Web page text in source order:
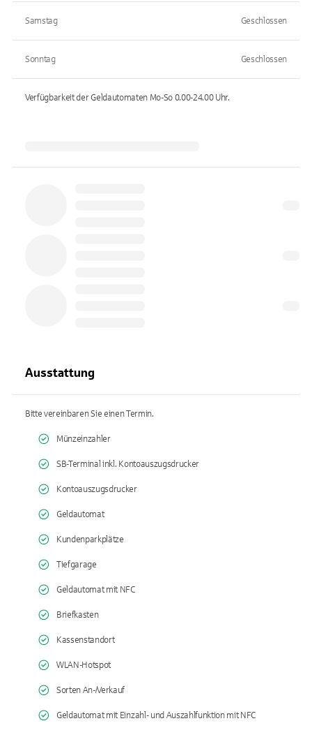
Samstag Geschlossen
Sonntag Geschlossen
Verfügbarkeit der Geldautomaten Mo-So 0.00-24.00Uhr.
Ausstattung
Bitte vereinbaren Sie einen Termin.
Münzeinzahler
SB-Terminal inkl. Kontoauszugsdrucker
Kontoauszugsdrucker
Geldautomat
Kundenparkplätze
Tiefgarage
Geldautomat mit NFC
Briefkasten
Kassenstandort
WLAN-Hotspot
Sorten An-/Verkauf
Geldautomat mit Einzahl- und Auszahlfunktion mit NFC